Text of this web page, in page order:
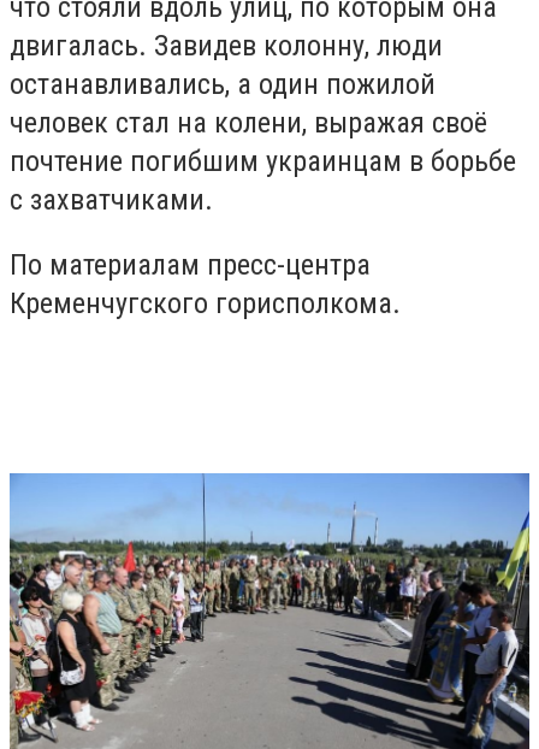
что стояли вдоль улиц, по которым она
двигалась. Завидев колонну, люди
останавливались, а один пожилой
человек стал на колени, выражая своё
почтение погибшим украинцам в борьбе
с захватчиками.
По материалам пресс-центра
Кременчугского горисполкома.